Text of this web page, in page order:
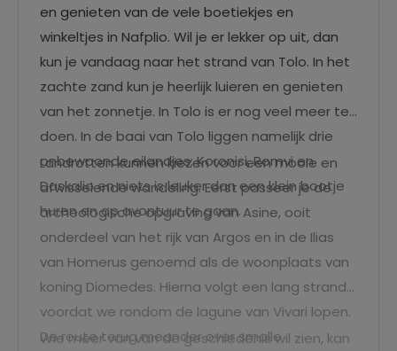
en genieten van de vele boetiekjes en
winkeltjes in Nafplio. Wil je er lekker op uit, dan
kun je vandaag naar het strand van Tolo. In het
zachte zand kun je heerlijk luieren en genieten
van het zonnetje. In Tolo is er nog veel meer te
doen. In de baai van Tolo liggen namelijk drie
onbewoonde eilandjes; Koronisi, Romvi en
Daskalio en niets is leuker dan een klein bootje
huren en op avontuur te gaan.
Landrotten kunnen kiezen voor een mooie en
afwisselende wandeling. Eerst passeer je de
archeologische opgraving van Asine, ooit
onderdeel van het rijk van Argos en in de Ilias
van Homerus genoemd als de woonplaats van
koning Diomedes. Hierna volgt een lang strand
voordat we rondom de lagune van Vivari lopen.
De route terug meander over smalle
Wie meer van van de geschiedenis wil zien, kan